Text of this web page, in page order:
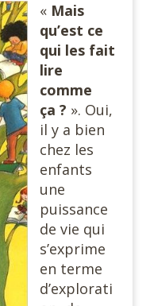
« Mais
qu’est ce
qui les fait
lire
comme
ça ? ». Oui,
il y a bien
chez les
enfants
une
puissance
de vie qui
s’exprime
en terme
d’explorati